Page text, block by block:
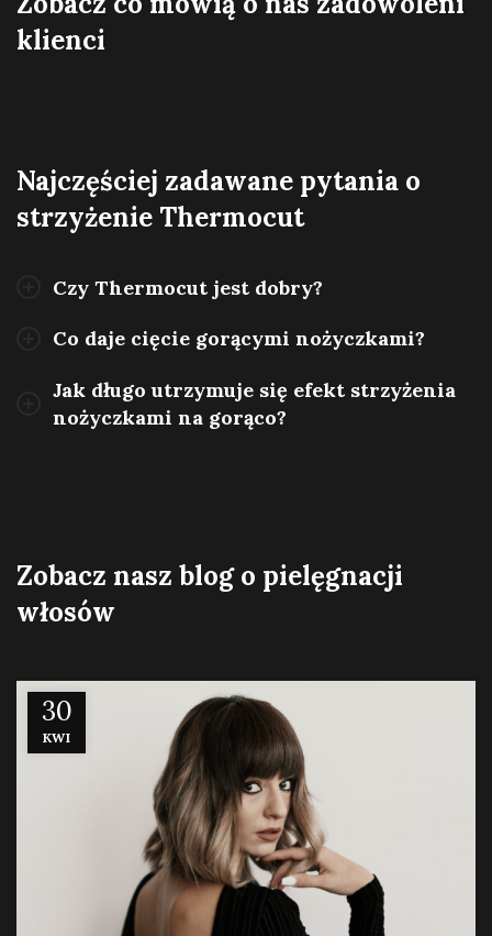
klienci
Najczęściej zadawane pytania o
strzyżenie Thermocut
Czy Thermocut jest dobry?
Co daje cięcie gorącymi nożyczkami?
Jak długo utrzymuje się efekt strzyżenia
nożyczkami na gorąco?
Zobacz nasz blog o pielęgnacji
włosów
30
KWI